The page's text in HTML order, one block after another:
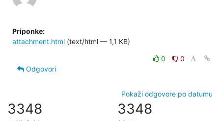
Priponke:
attachment.html (text/html — 1,1 KB)
0
0
Odgovori
Pokaži odgovore po datumu
3348 3348